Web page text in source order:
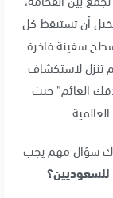
أن تستيقظ كل
سفينة فاخرة
تنزل لاستكشاف
العائم” حيث
.
سؤال مهم يجب
للسعوديين؟